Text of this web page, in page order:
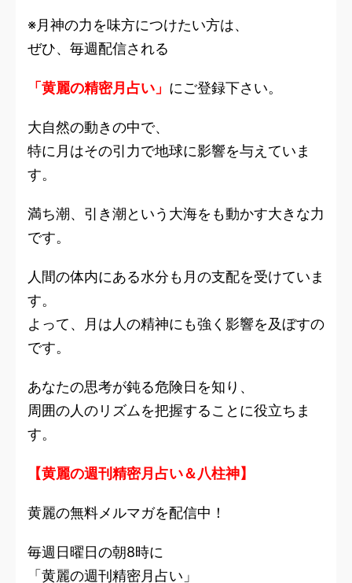
※月神の力を味方につけたい方は、
ぜひ、毎週配信される
「黄麗の精密月占い」 にご登録下さい。
大自然の動きの中で、
特に月はその引力で地球に影響を与えていま
す。
満ち潮、引き潮という大海をも動かす大きな力
です。
人間の体内にある水分も月の支配を受けていま
す。
よって、月は人の精神にも強く影響を及ぼすの
です。
あなたの思考が鈍る危険日を知り、
周囲の人のリズムを把握することに役立ちま
す。
【黄麗の週刊精密月占い＆八柱神】
黄麗の無料メルマガを配信中！
毎週日曜日の朝8時に
「黄麗の週刊精密月占い」